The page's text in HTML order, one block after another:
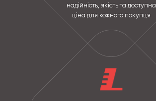
надійність, якість та доступна
ціна для кожного покупця